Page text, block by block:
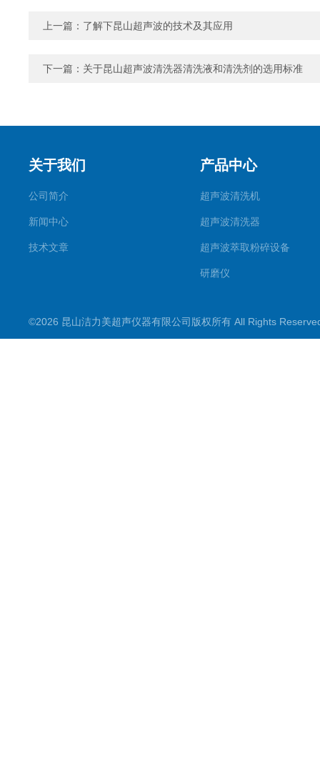
上一篇： 了解下昆山超声波的技术及其应用
下一篇： 关于昆山超声波清洗器清洗液和清洗剂的选用标准
关于我们
公司简介
新闻中心
技术文章
产品中心
超声波清洗机
超声波清洗器
超声波萃取粉碎设备
研磨仪
超声波水浴
©2026 昆山洁力美超声仪器有限公司版权所有 All Rights